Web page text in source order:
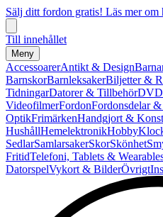
Sälj ditt fordon gratis! Läs mer om
Till innehållet
Meny
AccessoarerAntikt & Design
BarnskorBarnleksakerBiljetter &
TidningarDatorer & Tillbehör
VideofilmerFordonFordonsdelar
OptikFrimärkenHandgjort &
HushållHemelektronikHobby
SedlarSamlarsakerSkorSkönhet
FritidTelefoni, Tablets &
DatorspelVykort & BilderÖvrigt